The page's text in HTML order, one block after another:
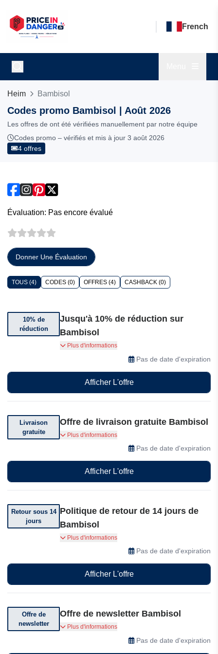
French
Heim Bambisol
Codes promo Bambisol | Août 2026
Les offres de ont été vérifiées manuellement par notre équipe
Codes promo – vérifiés et mis à jour 3 août 2026
4 offres
Évaluation: Pas encore évalué
Donner Une Évaluation
TOUS (4) CODES (0) OFFRES (4) CASHBACK (0)
10% de
réduction
Jusqu'à 10% de réduction sur
Bambisol
Obtenez jusqu'à 10% de réduction sur certains
Plus d'informations
Pas de date d'expiration
Afficher L'offre
Livraison
gratuite
Offre de livraison gratuite Bambisol
Obtenez la livraison gratuite sur votre
commande. Les conditions générales
Plus d'informations
Pas de date d'expiration
Afficher L'offre
Retour sous 14
jours
Politique de retour de 14 jours de
Bambisol
Vous pouvez retourner votre commande dans
les 14 jours suivant sa réception
Plus d'informations
Pas de date d'expiration
Afficher L'offre
Offre de
newsletter
Offre de newsletter Bambisol
Abonnez-vous et recevez des offres et des
promotions incroyables
Plus d'informations
Pas de date d'expiration